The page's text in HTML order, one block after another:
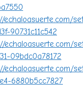
echaloasuerte.com/
90731c11c542
echaloasuerte.com/
09bdc0a78172
echaloasuerte.com/
6880b5cc7827